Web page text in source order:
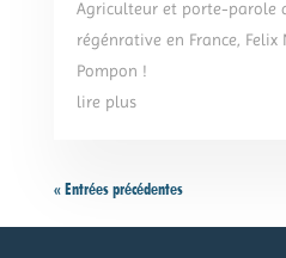
Agriculteur et porte-parole
régénrative en France,
Pompon !
lire plus
« Entrées précédentes